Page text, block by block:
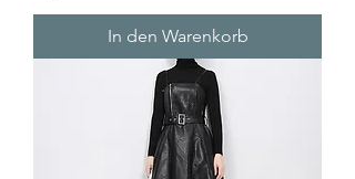
In den Warenkorb